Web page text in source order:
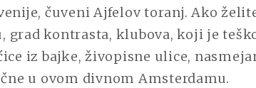
čuveni Ajfelov toranj. Ako
grad kontrasta, klubova, koji je
iz bajke, živopisne ulice,
u ovom divnom Amsterdamu.